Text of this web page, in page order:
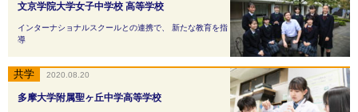
文京学院大学女子中学校 高等学校
インターナショナルスクールとの連携で、 新たな教育を指
導
多摩大学附属聖ヶ丘中学高等学校
2020.08.20